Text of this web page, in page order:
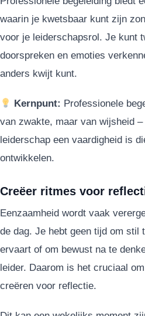
waarin je kwetsbaar kunt zijn
voor je leiderschapsrol. Je kunt
doorspreken en emoties
anders kwijt kunt.
Kernpunt: Professionele
van zwakte, maar van wijsheid
leiderschap een vaardigheid is
ontwikkelen.
Creëer ritmes voor
Eenzaamheid wordt vaak
de dag. Je hebt geen tijd om stil
ervaart of om bewust na te
leider. Daarom is het cruciaal
creëren voor reflectie.